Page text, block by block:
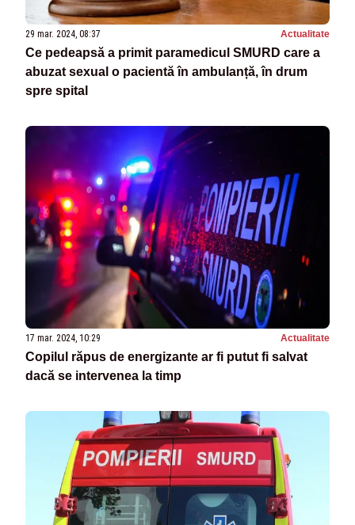
29 mar. 2024, 08:37 Actualitate
Ce pedeapsă a primit paramedicul SMURD care a
abuzat sexual o pacientă în ambulanță, în drum
spre spital
17 mar. 2024, 10:29 Actualitate
Copilul răpus de energizante ar fi putut fi salvat
dacă se intervenea la timp